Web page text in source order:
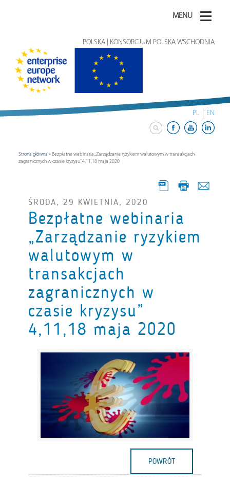
MENU
POLSKA | KONSORCJUM POLSKA WSCHODNIA
PL EN
Strona główna » Bezpłatne webinaria „Zarządzanie ryzykiem walutowym w transakcjach
zagranicznych w czasie kryzysu” 4,11,18 maja 2020
ŚRODA, 29 KWIETNIA, 2020
Bezpłatne webinaria
„Zarządzanie ryzykiem
walutowym w
transakcjach
zagranicznych w
czasie kryzysu”
4,11,18 maja 2020
POWRÓT